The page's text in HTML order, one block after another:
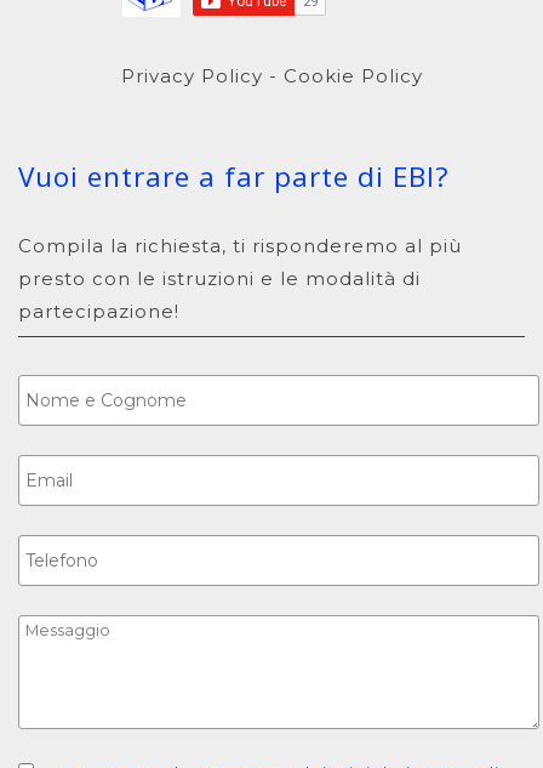
Privacy Policy - Cookie Policy
Vuoi entrare a far parte di EBI?
Compila la richiesta, ti risponderemo al più
presto con le istruzioni e le modalità di
partecipazione!